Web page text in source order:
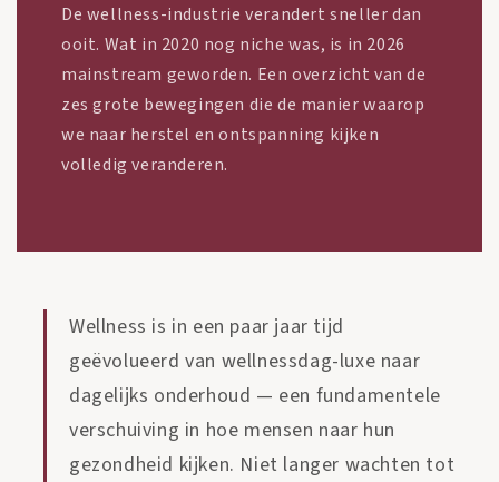
De wellness-industrie verandert sneller dan
ooit. Wat in 2020 nog niche was, is in 2026
mainstream geworden. Een overzicht van de
zes grote bewegingen die de manier waarop
we naar herstel en ontspanning kijken
volledig veranderen.
Wellness is in een paar jaar tijd
geëvolueerd van wellnessdag-luxe naar
dagelijks onderhoud — een fundamentele
verschuiving in hoe mensen naar hun
gezondheid kijken. Niet langer wachten tot